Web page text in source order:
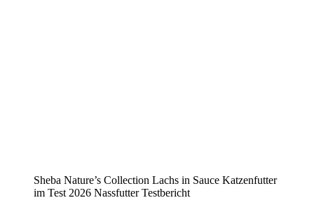
Sheba Nature’s Collection Lachs in Sauce Katzenfutter
im Test 2026 Nassfutter Testbericht